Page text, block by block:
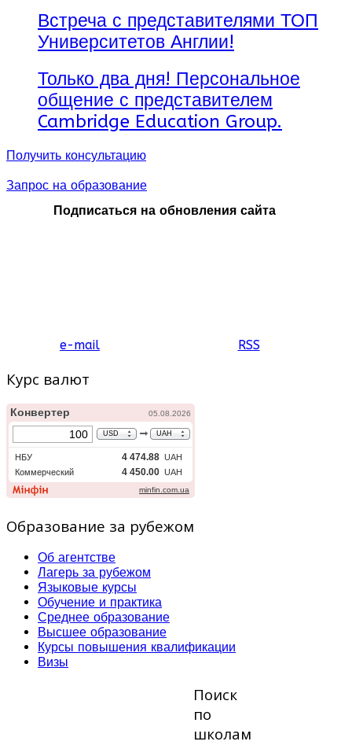
Встреча с представителями ТОП
Университетов Англии!
Только два дня! Персональное
общение с представителем
Cambridge Education Group.
Получить консультацию
Запрос на образование
Подписаться на обновления сайта
e-mail RSS
Курс валют
Образование за рубежом
Об агентстве
Лагерь за рубежом
Языковые курсы
Обучение и практика
Среднее образование
Высшее образование
Курсы повышения квалификации
Визы
Поиск
по
школам